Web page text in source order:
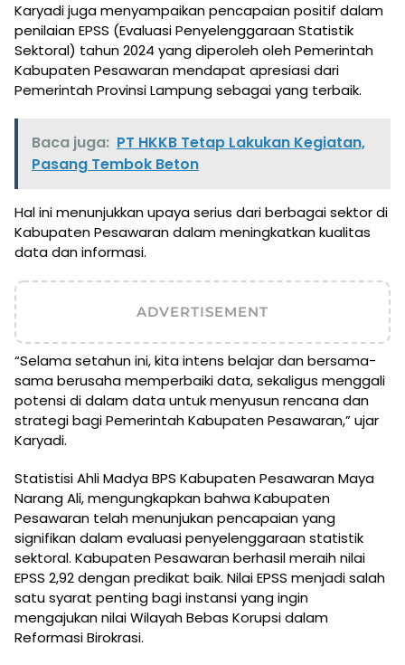
Karyadi juga menyampaikan pencapaian positif dalam
penilaian EPSS (Evaluasi Penyelenggaraan Statistik
Sektoral) tahun 2024 yang diperoleh oleh Pemerintah
Kabupaten Pesawaran mendapat apresiasi dari
Pemerintah Provinsi Lampung sebagai yang terbaik.
Baca juga: PT HKKB Tetap Lakukan Kegiatan,
Pasang Tembok Beton
Hal ini menunjukkan upaya serius dari berbagai sektor di
Kabupaten Pesawaran dalam meningkatkan kualitas
data dan informasi.
ADVERTISEMENT
“Selama setahun ini, kita intens belajar dan bersama-
sama berusaha memperbaiki data, sekaligus menggali
potensi di dalam data untuk menyusun rencana dan
strategi bagi Pemerintah Kabupaten Pesawaran,” ujar
Karyadi.
Statistisi Ahli Madya BPS Kabupaten Pesawaran Maya
Narang Ali, mengungkapkan bahwa Kabupaten
Pesawaran telah menunjukan pencapaian yang
signifikan dalam evaluasi penyelenggaraan statistik
sektoral. Kabupaten Pesawaran berhasil meraih nilai
EPSS 2,92 dengan predikat baik. Nilai EPSS menjadi salah
satu syarat penting bagi instansi yang ingin
mengajukan nilai Wilayah Bebas Korupsi dalam
Reformasi Birokrasi.